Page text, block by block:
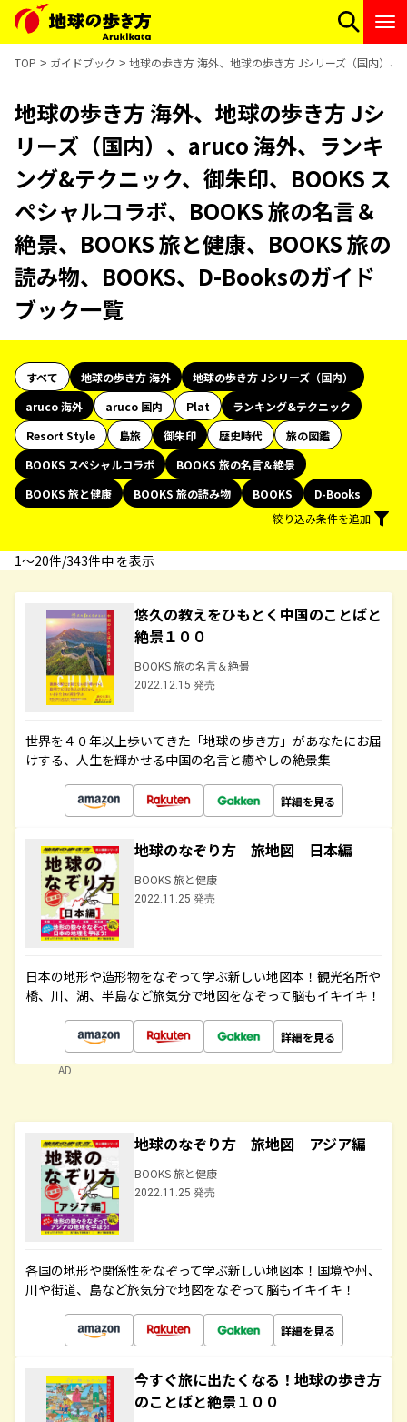
TOP ガイドブック 地球の歩き方 海外、地球の歩き方 Jシリーズ（国内）
地球の歩き方 海外、地球の歩き方 Jシ
リーズ（国内）、aruco 海外、ランキ
ング&テクニック、御朱印、BOOKS ス
ペシャルコラボ、BOOKS 旅の名言＆
絶景、BOOKS 旅と健康、BOOKS 旅の
読み物、BOOKS、D-Booksのガイド
ブック一覧
すべて 地球の歩き方 海外
地球の歩き方 Jシリーズ（国内）
aruco 海外
aruco 国内 Plat
ランキング&テクニック
Resort Style
島旅 御朱印 歴史時代
旅の図鑑
BOOKS スペシャルコラボ
BOOKS 旅の名言＆絶景
BOOKS 旅と健康
BOOKS 旅の読み物 BOOKS
D-Books
絞り込み条件を追加
1〜20件/343件中 を表示
悠久の教えをひもとく中国のことばと
絶景１００
BOOKS 旅の名言＆絶景
2022.12.15 発売
世界を４０年以上歩いてきた「地球の歩き方」があなたにお届
けする、人生を輝かせる中国の名言と癒やしの絶景集
詳細を見る
地球のなぞり方 旅地図 日本編
BOOKS 旅と健康
2022.11.25 発売
日本の地形や造形物をなぞって学ぶ新しい地図本！観光名所や
橋、川、湖、半島など旅気分で地図をなぞって脳もイキイキ！
詳細を見る
AD
地球のなぞり方 旅地図 アジア編
BOOKS 旅と健康
2022.11.25 発売
各国の地形や関係性をなぞって学ぶ新しい地図本！国境や州、
川や街道、島など旅気分で地図をなぞって脳もイキイキ！
詳細を見る
今すぐ旅に出たくなる！地球の歩き方
のことばと絶景１００